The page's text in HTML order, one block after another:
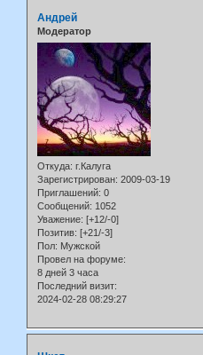
Андрей
Модератор
Откуда: г.Калуга
Зарегистрирован: 2009-03-19
Приглашений: 0
Сообщений: 1052
Уважение: [+12/-0]
Позитив: [+21/-3]
Пол: Мужской
Провел на форуме:
8 дней 3 часа
Последний визит:
2024-02-28 08:29:27